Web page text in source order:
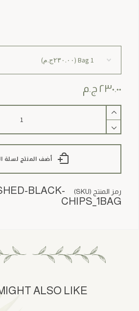
٢٣٠.٠٠ ج.م
كمية
Crushed
Black
Chips
أضف المنتج لسلة
رمز المنتج (SKU)
BLACK-
CHIPS_1BAG
ALSO LIKE